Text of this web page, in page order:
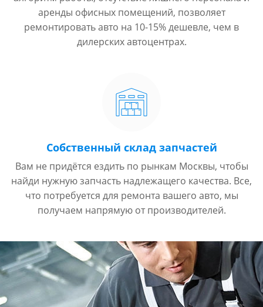
аренды офисных помещений, позволяет
ремонтировать авто на 10-15% дешевле, чем в
дилерских автоцентрах.
Собственный склад запчастей
Вам не придётся ездить по рынкам Москвы, чтобы
найди нужную запчасть надлежащего качества. Все,
что потребуется для ремонта вашего авто, мы
получаем напрямую от производителей.